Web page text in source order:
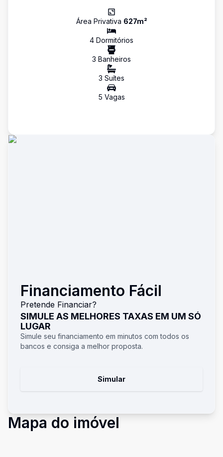
Área Privativa 627m²
4 Dormitórios
3 Banheiros
3 Suítes
5 Vagas
Financiamento Fácil
Pretende Financiar?
SIMULE AS MELHORES TAXAS EM UM SÓ
LUGAR
Simule seu financiamento em minutos com todos os
bancos e consiga a melhor proposta.
Simular
Mapa do imóvel